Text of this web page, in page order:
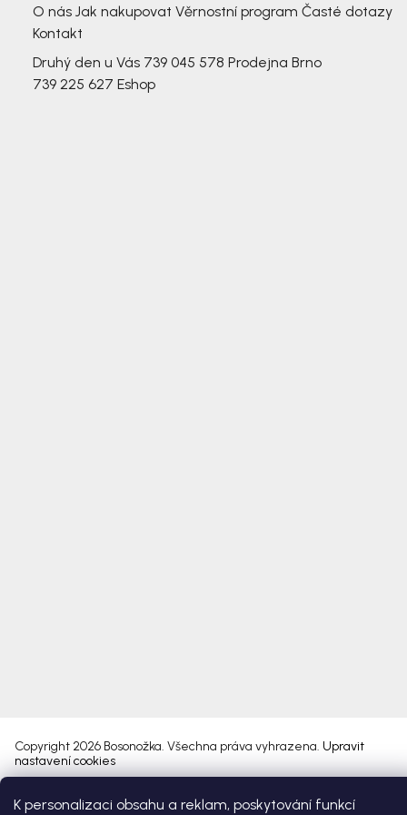
K personalizaci obsahu a reklam, poskytování funkcí
O nás Jak nakupovat Věrnostní program Časté dotazy
Kontakt
Druhý den u Vás 739 045 578 Prodejna Brno
739 225 627 Eshop
Vytvořil Shoptet Premium
Copyright 2026 Bosonožka. Všechna práva vyhrazena. Upravit
nastavení cookies